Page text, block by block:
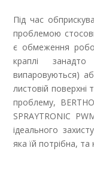
Під час
проблемою
є обмеження
краплі
випаровуються)
листовій
проблему,
SPRAYTRONIC
ідеального
яка їй потрібна,